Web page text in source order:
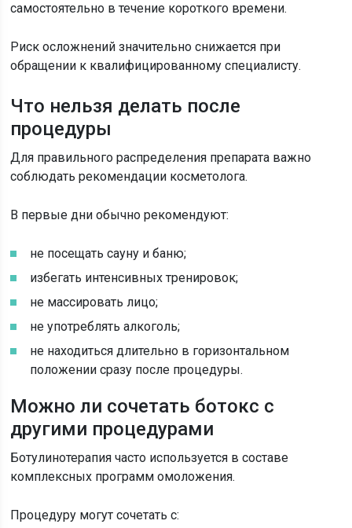
самостоятельно в течение короткого времени.
Риск осложнений значительно снижается при
обращении к квалифицированному специалисту.
Что нельзя делать после
процедуры
Для правильного распределения препарата важно
соблюдать рекомендации косметолога.
В первые дни обычно рекомендуют:
не посещать сауну и баню;
избегать интенсивных тренировок;
не массировать лицо;
не употреблять алкоголь;
не находиться длительно в горизонтальном
положении сразу после процедуры.
Можно ли сочетать ботокс с
другими процедурами
Ботулинотерапия часто используется в составе
комплексных программ омоложения.
Процедуру могут сочетать с: